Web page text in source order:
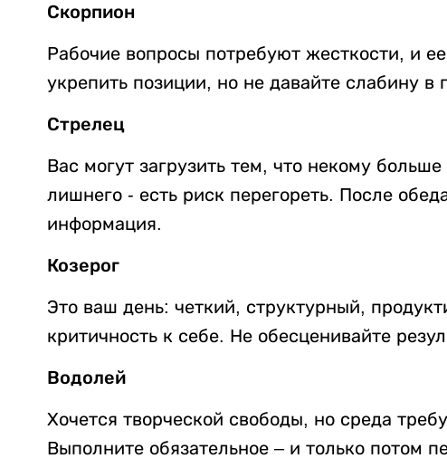
Скорпион
Рабочие вопросы потребуют жесткости, и
укрепить позиции, но не давайте слабину в
Стрелец
Вас могут загрузить тем, что некому
лишнего - есть риск перегореть. После
информация.
Козерог
Это ваш день: четкий, структурный,
критичность к себе. Не обесценивайте
Водолей
Хочется творческой свободы, но среда
Выполните обязательное – и только потом